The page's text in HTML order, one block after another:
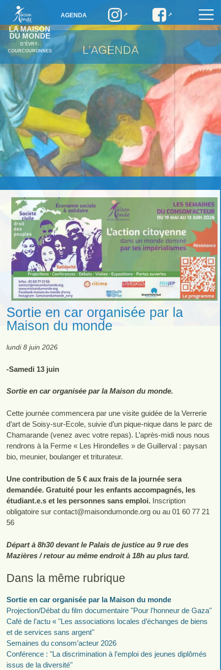
LA MAISON
DU MONDE
D’ÉVRY-
COURCOURONNES
AGENDA
L’AGENDA
Sortie en car organisée par la
Maison du monde
lundi 8 juin 2026
-Samedi 13 juin
Sortie en car organisée par la Maison du monde.
Cette journée commencera par une visite guidée de la Verrerie
d’art de Soisy-sur-Ecole, suivie d’un pique-nique dans le parc de
Chamarande (venez avec votre repas). L’après-midi nous nous
rendrons à la Ferme « Les Hirondelles » de Guillerval : paysan
bio, meunier, boulanger et triturateur.
Une contribution de 5 € aux frais de la journée sera
demandée. Gratuité pour les enfants accompagnés, les
étudiant.e.s et les personnes sans emploi. Inscription
obligatoire sur contact@maisondumonde.org ou au 01 60 77 21
56
Départ à 8h30 devant le Palais de justice au 9 rue des
Mazières / retour au même endroit à 18h au plus tard.
Dans la même rubrique
Sortie en car organisée par la Maison du monde
Projection/Débat du film documentaire "Pour l’honneur de Gaza"
Café de l’actu « "Les associations locales d’échanges de biens
et de services sans argent"
Semaines du consom’acteur 2026
Conférence : "La discrimination à l’emploi des jeunes diplômés
issus de la diversité"